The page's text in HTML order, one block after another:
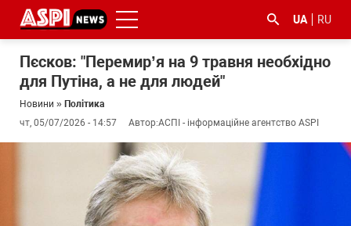
UA RU
Пєсков: "Перемир’я на 9 травня необхідно
для Путіна, а не для людей"
Новини » Політика
чт, 05/07/2026 - 14:57
Автор:АСПІ - інформаційне агентство ASPI
#боротьба
корупцією
#ДФС #Київ #коронавірус